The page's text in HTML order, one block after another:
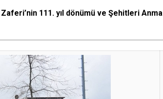
111. yıl dönümü ve Şehitleri Anma